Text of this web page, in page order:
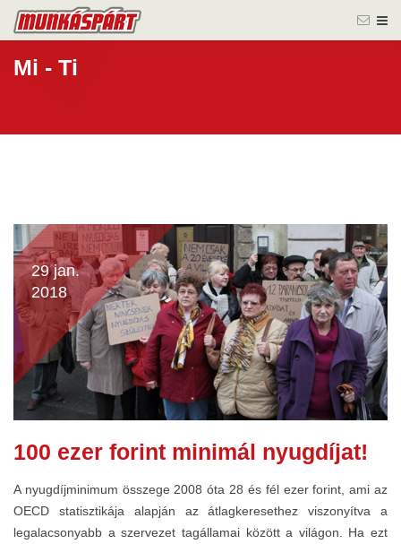
Mi - Ti
29 jan.
2018
100 ezer forint minimál nyugdíjat!
A nyugdíjminimum összege 2008 óta 28 és fél ezer forint, ami az
OECD statisztikája alapján az átlagkeresethez viszonyítva a
legalacsonyabb a szervezet tagállamai között a világon. Ha ezt